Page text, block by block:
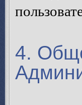
4.